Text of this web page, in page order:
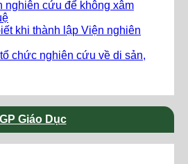
nghiên cứu để không xâm
khi thành lập Viện nghiên
chức nghiên cứu về di sản,
GP Giáo Dục